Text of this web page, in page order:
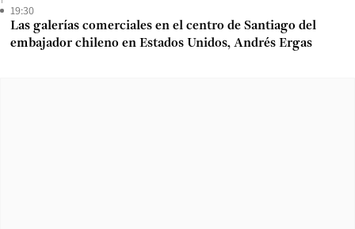
19:30
Las galerías comerciales en el centro de Santiago del
embajador chileno en Estados Unidos, Andrés Ergas